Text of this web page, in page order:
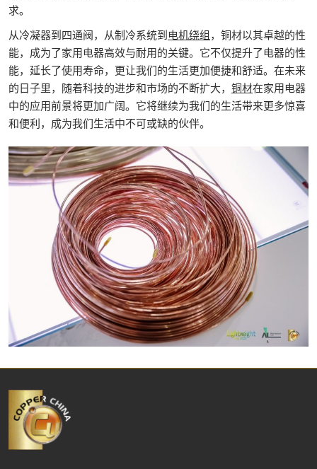
求。
从冷凝器到四通阀，从制冷系统到电机绕组 ，铜材以其卓越的性
能，成为了家用电器高效与耐用的关键。它不仅提升了电器的性
能，延长了使用寿命，更让我们的生活更加便捷和舒适。在未来
的日子里，随着科技的进步和市场的不断扩大， 铜材在家用电器
中的应用前景将更加广阔。它将继续为我们的生活带来更多惊喜
和便利，成为我们生活中不可或缺的伙伴。